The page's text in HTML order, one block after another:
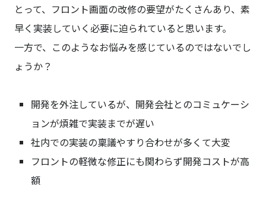
とって、フロント画面の改修の要望がたくさんあり、素
早く実装していく必要に迫られていると思います。
一方で、このようなお悩みを感じているのではないでし
ょうか？
開発を外注しているが、開発会社とのコミュケーシ
ョンが煩雑で実装までが遅い
社内での実装の稟議やすり合わせが多くて大変
フロントの軽微な修正にも関わらず開発コストが高
額